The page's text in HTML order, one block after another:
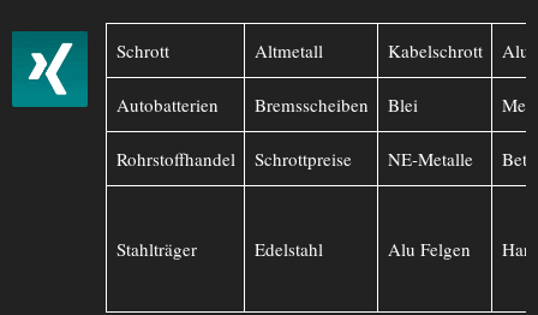
Schrott Altmetall Kabelschrott
Autobatterien Bremsscheiben Blei
Rohrstoffhandel Schrottpreise NE-Metalle
Stahlträger Edelstahl Alu Felgen